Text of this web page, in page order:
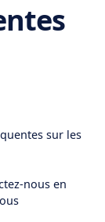
sur les
nous en